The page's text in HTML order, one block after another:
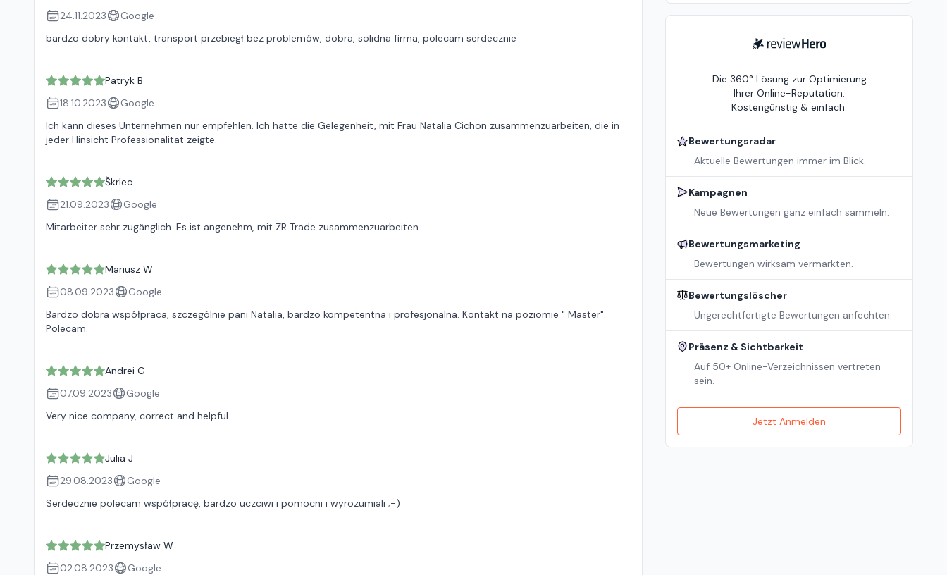
24.11.2023
Google
bardzo dobry kontakt, transport przebiegł bez problemów, dobra, solidna firma, polecam serdecznie
Patryk B
18.10.2023
Google
Ich kann dieses Unternehmen nur empfehlen. Ich hatte die Gelegenheit, mit Frau Natalia Cichon zusammenzuarbeiten, die in
jeder Hinsicht Professionalität zeigte.
Škrlec
21.09.2023
Google
Mitarbeiter sehr zugänglich. Es ist angenehm, mit ZR Trade zusammenzuarbeiten.
Mariusz W
08.09.2023
Google
Bardzo dobra współpraca, szczególnie pani Natalia, bardzo kompetentna i profesjonalna. Kontakt na poziomie " Master".
Polecam.
Andrei G
07.09.2023
Google
Very nice company, correct and helpful
Julia J
29.08.2023
Google
Serdecznie polecam współpracę, bardzo uczciwi i pomocni i wyrozumiali ;-)
Przemysław W
02.08.2023
Google
ReviewHero
Die 360° Lösung zur Optimierung
Ihrer Online-Reputation.
Kostengünstig & einfach.
Bewertungsradar
Aktuelle Bewertungen immer im Blick.
Kampagnen
Neue Bewertungen ganz einfach sammeln.
Bewertungsmarketing
Bewertungen wirksam vermarkten.
Bewertungslöscher
Ungerechtfertigte Bewertungen anfechten.
Präsenz & Sichtbarkeit
Auf 50+ Online-Verzeichnissen vertreten
sein.
Jetzt Anmelden